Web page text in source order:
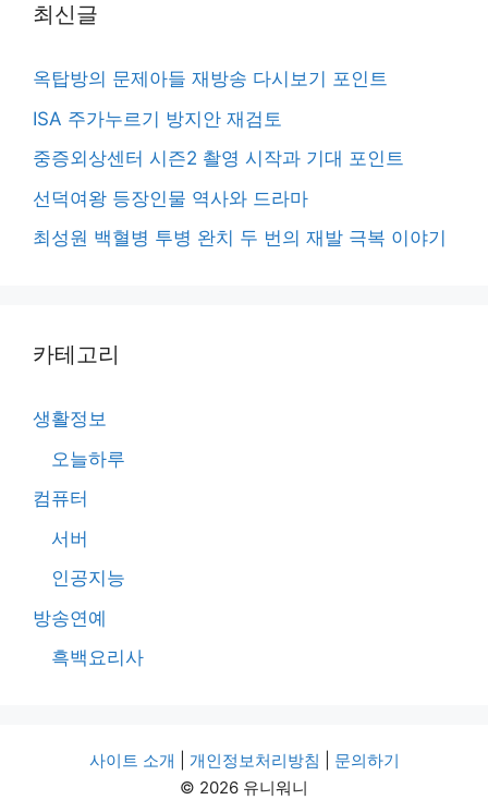
최신글
옥탑방의 문제아들 재방송 다시보기 포인트
ISA 주가누르기 방지안 재검토
중증외상센터 시즌2 촬영 시작과 기대 포인트
선덕여왕 등장인물 역사와 드라마
최성원 백혈병 투병 완치 두 번의 재발 극복 이야기
카테고리
생활정보
오늘하루
컴퓨터
서버
인공지능
방송연예
흑백요리사
사이트 소개 개인정보처리방침
문의하기
© 2026 유니워니